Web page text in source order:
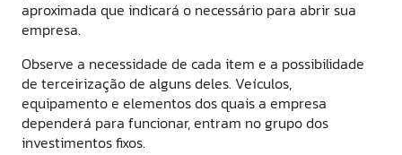
aproximada que indicará o necessário para abrir sua
empresa.
Observe a necessidade de cada item e a possibilidade
de terceirização de alguns deles. Veículos,
equipamento e elementos dos quais a empresa
dependerá para funcionar, entram no grupo dos
investimentos fixos.